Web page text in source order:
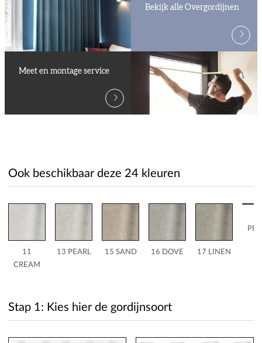
Bekijk alle Overgordijnen
Meet en montage service
Ook beschikbaar deze 24 kleuren
11
CREAM
13 PEARL 15 SAND 16 DOVE 17 LINEN
Stap 1: Kies hier de gordijnsoort